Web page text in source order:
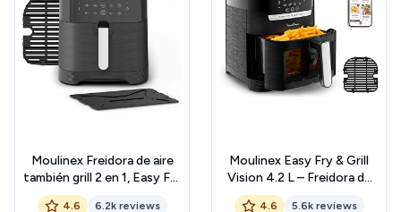
Moulinex Freidora de aire
también grill 2 en 1, Easy Fry
Grill, 6,5 L, 1830 W, 8
4.6 6.2k reviews
Moulinex Easy Fry & Grill
Vision 4.2 L – Freidora de
aire y grill con ventana,
4.6 5.6k reviews